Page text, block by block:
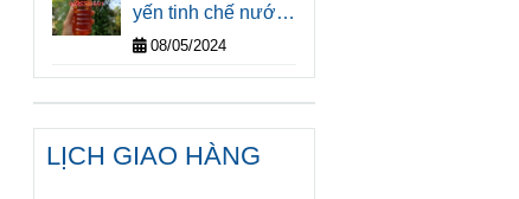
yến tinh chế nước
yến sào cao cấp và
truyền thống trăm
năm Bình Định tại
Sài Gòn
08/05/2024
LỊCH GIAO HÀNG